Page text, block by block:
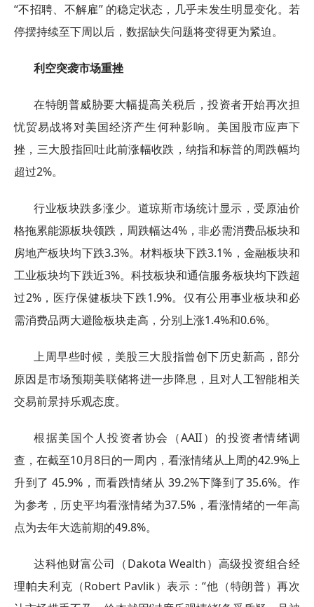
“不招聘、不解雇” 的稳定状态，几乎未发生明显变化。若
停摆持续至下周以后，数据缺失问题将变得更为紧迫。
利空突袭市场重挫
在特朗普威胁要大幅提高关税后，投资者开始再次担
忧贸易战将对美国经济产生何种影响。美国股市应声下
挫，三大股指回吐此前涨幅收跌，纳指和标普的周跌幅均
超过2%。
行业板块跌多涨少。道琼斯市场统计显示，受原油价
格拖累能源板块领跌，周跌幅达4%，非必需消费品板块和
房地产板块均下跌3.3%。材料板块下跌3.1%，金融板块和
工业板块均下跌近3%。科技板块和通信服务板块均下跌超
过2%，医疗保健板块下跌1.9%。仅有公用事业板块和必
需消费品两大避险板块走高，分别上涨1.4%和0.6%。
上周早些时候，美股三大股指曾创下历史新高，部分
原因是市场预期美联储将进一步降息，且对人工智能相关
交易前景持乐观态度。
根据美国个人投资者协会（AAII）的投资者情绪调
查，在截至10月8日的一周内，看涨情绪从上周的42.9%上
升到了 45.9%，而看跌情绪从 39.2%下降到了35.6%。作
为参考，历史平均看涨情绪为37.5%，看涨情绪的一年高
点为去年大选前期的49.8%。
达科他财富公司（Dakota Wealth）高级投资组合经
理帕夫利克（Robert Pavlik）表示：“他（特朗普）再次